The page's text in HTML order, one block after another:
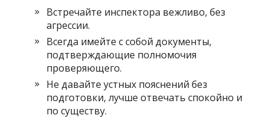
Встречайте инспектора вежливо, без
агрессии.
Всегда имейте с собой документы,
подтверждающие полномочия
проверяющего.
Не давайте устных пояснений без
подготовки, лучше отвечать спокойно и
по существу.